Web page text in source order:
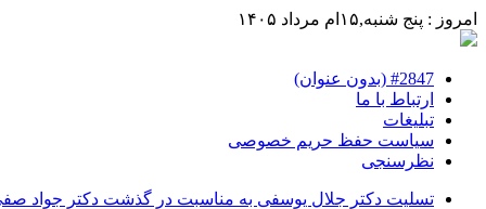
امروز : پنج شنبه,۱۵ام مرداد ۱۴۰۵
#2847 (بدون عنوان)
ارتباط با ما
تبلیغات
سیاست حفظ حریم خصوصی
نظرسنجی
تسلیت دکتر جلال یوسفی به مناسبت در گذشت دکتر جواد صفی